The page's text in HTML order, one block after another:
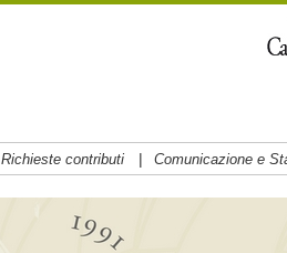
Richieste contributi | Comunicazione e